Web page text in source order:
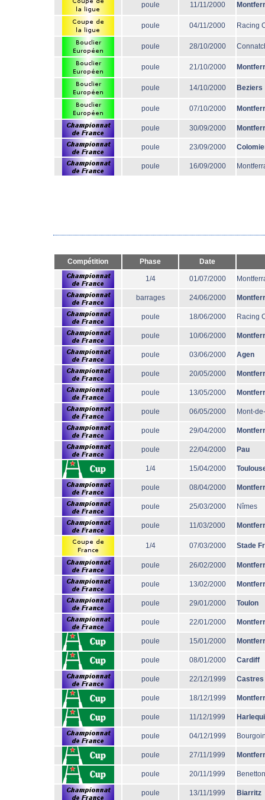
poule 11/11/2000
poule 04/11/2000 Racing
poule 28/10/2000
poule 21/10/2000
poule 14/10/2000 Beziers
poule 07/10/2000
poule 30/09/2000
poule 23/09/2000
poule 16/09/2000
Compétition Phase Date
1/4 01/07/2000
barrages 24/06/2000
poule 18/06/2000 Racing
poule 10/06/2000
poule 03/06/2000 Agen
poule 20/05/2000
poule 13/05/2000
poule 06/05/2000 Mont-
poule 29/04/2000
poule 22/04/2000 Pau
1/4 15/04/2000
poule 08/04/2000
poule 25/03/2000 Nîmes
poule 11/03/2000
1/4 07/03/2000 Stade
poule 26/02/2000
poule 13/02/2000
poule 29/01/2000 Toulon
poule 22/01/2000
poule 15/01/2000
poule 08/01/2000 Cardiff
poule 22/12/1999 Castres
poule 18/12/1999
poule 11/12/1999
poule 04/12/1999
poule 27/11/1999
poule 20/11/1999
poule 13/11/1999 Biarritz